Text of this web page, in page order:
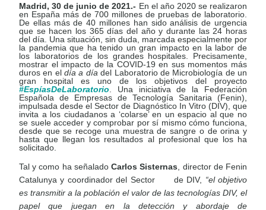
Madrid, 30 de junio de 2021.- En el año 2020 se realizaron
en España más de 700 millones de pruebas de laboratorio.
De ellas más de 40 millones han sido análisis de urgencia
que se hacen los 365 días del año y durante las 24 horas
del día. Una situación, sin duda, marcada especialmente por
la pandemia que ha tenido un gran impacto en la labor de
los laboratorios de los grandes hospitales. Precisamente,
mostrar el impacto de la COVID-19 en sus momentos más
duros en eldía a día del Laboratorio de Microbiología de un
gran hospital es uno de los objetivos del proyecto
#EspíasDeLaboratorio . Una iniciativa de la Federación
Española de Empresas de Tecnología Sanitaria (Fenin),
impulsada desde el Sector de Diagnóstico In Vitro (DIV), que
invita a los ciudadanos a ‘colarse’ en un espacio al que no
se suele acceder y comprobar por sí mismo cómo funciona,
desde que se recoge una muestra de sangre o de orina y
hasta que llegan los resultados al profesional que los ha
solicitado.
Tal y como ha señaladoCarlos Sisternas, director de Fenin
Catalunya y coordinador del Sector de DIV, “el objetivo
es transmitir a la población el valor de las tecnologías DIV, el
papel que juegan en la detección y abordaje de